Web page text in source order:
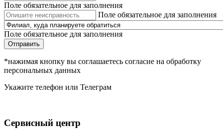
Поле обязательное для заполнения
Поле обязательное для заполнения
Поле обязательное для заполнения
Отправить
*нажимая кнопку вы соглашаетесь согласие на обработку
персональных данных
Укажите телефон или Телеграм
Сервисный центр